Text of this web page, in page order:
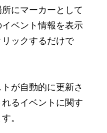
にマーカーとして
ベント情報を表示
ックするだけで
が自動的に更新さ
るイベントに関す
。